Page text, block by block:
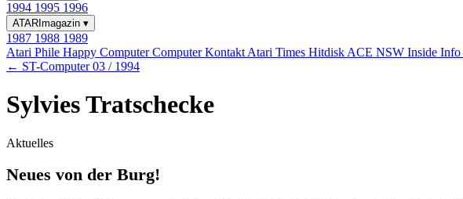
1994 1995 1996
ATARImagazin ▾
1987 1988 1989
Atari Phile Happy ComputerComputer Kontakt Atari Times Hitdisk ACE NSW Inside Info
← ST-Computer 03 / 1994
Sylvies Tratschecke
Aktuelles
Neues von der Burg!